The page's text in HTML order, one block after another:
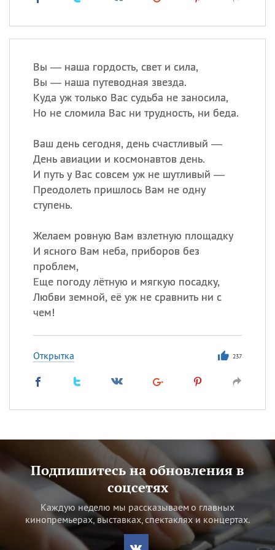
Вы — наша гордость, свет и сила,
Вы — наша путеводная звезда.
Куда уж только Вас судьба не заносила,
Но не сломила Вас ни трудность, ни беда.
Ваш день сегодня, день счастливый —
День авиации и космонавтов день.
И путь у Вас совсем уж не шутливый —
Преодолеть пришлось Вам не одну
ступень.
Желаем ровную Вам взлетную площадку
И ясного Вам неба, приборов без
проблем,
Еще погоду лётную и мягкую посадку,
Любви земной, её уж не сравнить ни с
чем!
Открытка 237
Подпишитесь на обновления в
соцсетях
Каждую неделю мы рассказываем о главных
кинопремьерах, выставках, спектаклях и концертах.